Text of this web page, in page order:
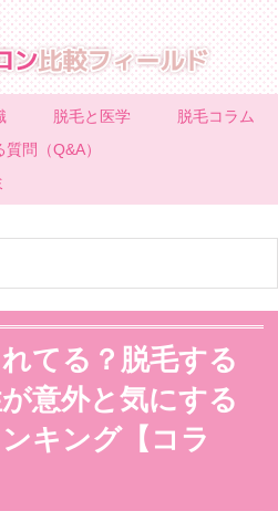
脱毛と医学
脱毛コラム
質問（Q&A）
てる？脱毛する
意外と気にする
キング【コラ